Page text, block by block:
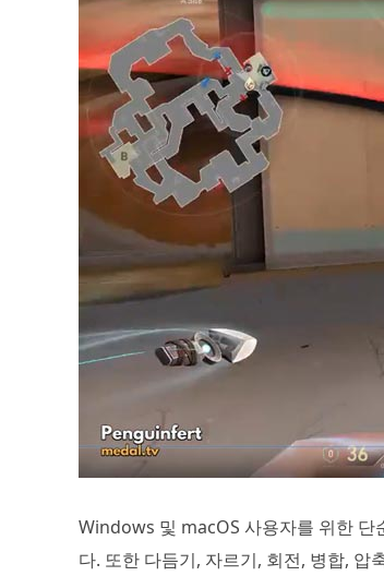
Windows 및 macOS 사용자를 위한
다. 또한 다듬기, 자르기, 회전, 병합, 압